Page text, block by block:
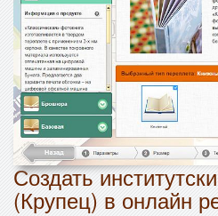
Создать
(Крупец) в онлайн